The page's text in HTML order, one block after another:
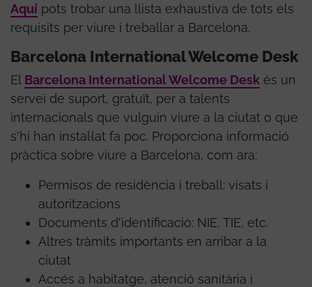
Aquí pots trobar una llista exhaustiva de tots els
requisits per viure i treballar a Barcelona.
Barcelona International Welcome Desk
El Barcelona International Welcome Desk és un
servei de suport, gratuït, per a talents
internacionals que vulguin viure a la ciutat o que
s'hi han instal·lat fa poc. Proporciona informació
pràctica sobre viure a Barcelona, com ara:
Permisos de residència i treball: visats i
autoritzacions
Documents d'identificació: NIE, TIE, etc.
Altres tràmits importants en arribar a la
ciutat
Accés a habitatge, atenció sanitària i